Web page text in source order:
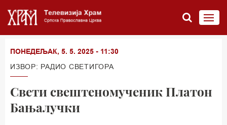
ПОНЕДЕЉАК, 5. 5. 2025 - 11:30
ИЗВОР: РАДИО СВЕТИГОРА
Свети свештеномученик Платон
Бањалучки